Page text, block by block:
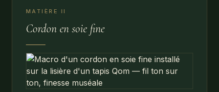
MATIÈRE II
Cordon en soie fine